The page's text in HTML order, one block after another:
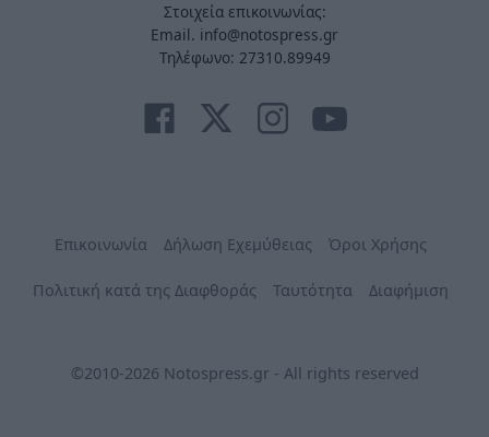
Στοιχεία επικοινωνίας:
Email. info@notospress.gr
Τηλέφωνο: 27310.89949
Επικοινωνία Δήλωση Εχεμύθειας Όροι Χρήσης
Πολιτική κατά της Διαφθοράς Ταυτότητα Διαφήμιση
©2010-2026 Notospress.gr - All rights reserved